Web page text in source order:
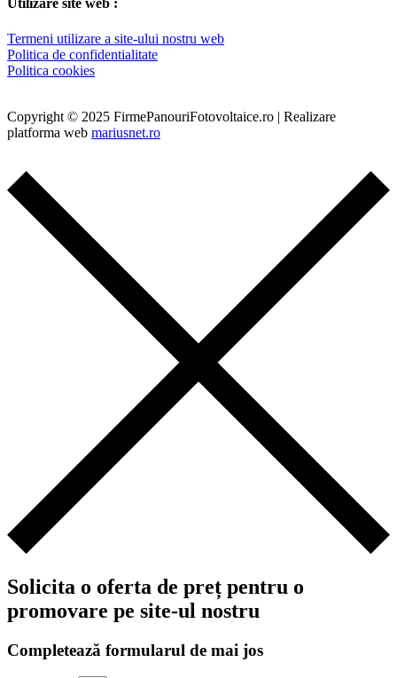
Utilizare site web :
Termeni utilizare a site-ului nostru web
Politica de confidentialitate
Politica cookies
Copyright © 2025 FirmePanouriFotovoltaice.ro | Realizare
platforma web mariusnet.ro
Solicita o oferta de preț pentru o
promovare pe site-ul nostru
Completează formularul de mai jos